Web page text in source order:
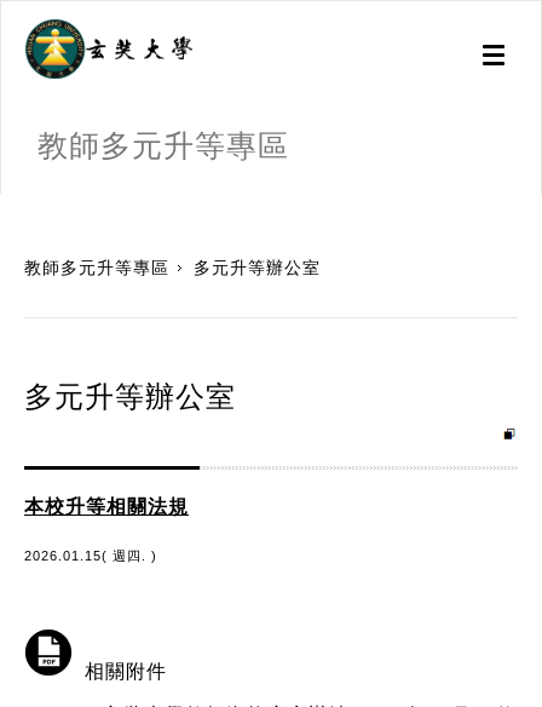
Toggle
教師多元升等專區
教師多元升等專區 多元升等辦公室
多元升等辦公室
本校升等相關法規
2026.01.15( 週四. )
相關附件